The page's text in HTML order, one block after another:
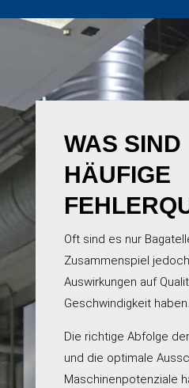
WAS SIND
HÄUFIGE
Oft sind es nur
Zusammenspiel
Auswirkungen auf
Geschwindigkeit haben.
Die richtige Abfolge
und die optimale
Maschinenpotenziale